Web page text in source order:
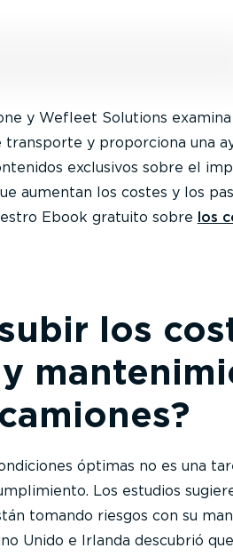
y Wefleet Solutions
transporte y proporciona una
exclusivos sobre el
aumentan los costes y los
Ebook gratuito sobre los
los
óptimas no es una
Los estudios
tomando riesgos con su
Unido e Irlanda descubrió